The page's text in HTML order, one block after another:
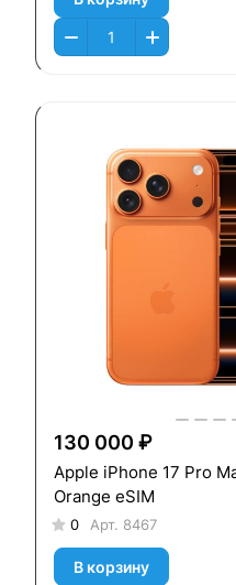
130 000 ₽
Apple iPhone 17 Pro
Orange eSIM
0 Арт. 8467
В корзину